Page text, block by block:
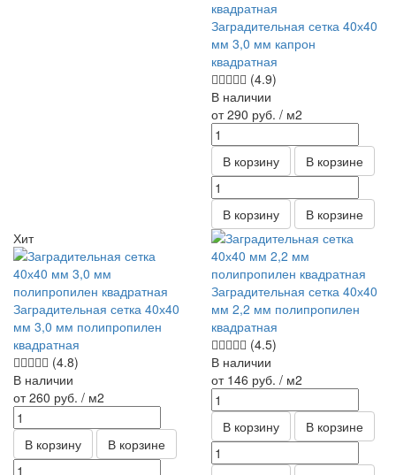
Заградительная сетка 40х40
мм 3,0 мм капрон
квадратная
(4.9)
В наличии
от 290 руб. / м2
В корзину В корзине
В корзину
В корзине
Хит
Заградительная сетка 40х40
мм 3,0 мм полипропилен
квадратная
(4.8)
В наличии
от 260 руб. / м2
В корзину В корзине
Заградительная сетка 40х40
мм 2,2 мм полипропилен
квадратная
(4.5)
В наличии
от 146 руб. / м2
В корзину В корзине